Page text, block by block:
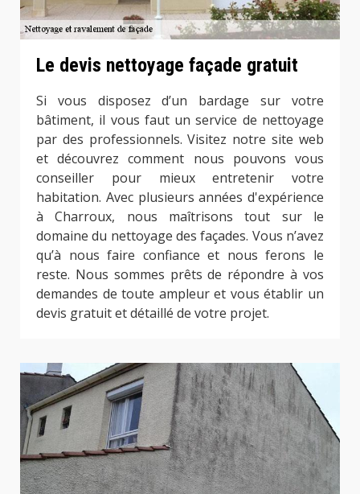
Le devis nettoyage façade gratuit
Si vous disposez d’un bardage sur votre
bâtiment, il vous faut un service de nettoyage
par des professionnels. Visitez notre site web
et découvrez comment nous pouvons vous
conseiller pour mieux entretenir votre
habitation. Avec plusieurs années d'expérience
à Charroux, nous maîtrisons tout sur le
domaine du nettoyage des façades. Vous n’avez
qu’à nous faire confiance et nous ferons le
reste. Nous sommes prêts de répondre à vos
demandes de toute ampleur et vous établir un
devis gratuit et détaillé de votre projet.